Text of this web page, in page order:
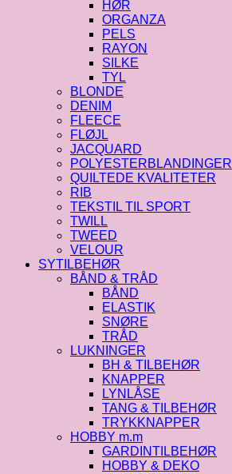
HØR
ORGANZA
PELS
RAYON
SILKE
TYL
BLONDE
DENIM
FLEECE
FLØJL
JACQUARD
POLYESTERBLANDINGER
QUILTEDE KVALITETER
RIB
TEKSTIL TIL SPORT
TWILL
TWEED
VELOUR
SYTILBEHØR
BÅND & TRÅD
BÅND
ELASTIK
SNØRE
TRÅD
LUKNINGER
BH & TILBEHØR
KNAPPER
LYNLÅSE
TANG & TILBEHØR
TRYKKNAPPER
HOBBY m.m
GARDINTILBEHØR
HOBBY & DEKO